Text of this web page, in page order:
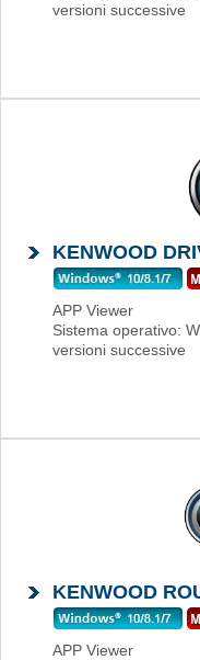
versioni successive
KENWOOD
APP Viewer
Sistema operativo:
versioni successive
KENWOOD
APP Viewer